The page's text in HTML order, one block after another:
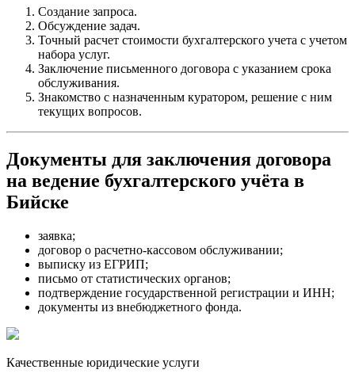
Создание запроса.
Обсуждение задач.
Точный расчет стоимости бухгалтерского учета с учетом
набора услуг.
Заключение письменного договора с указанием срока
обслуживания.
Знакомство с назначенным куратором, решение с ним
текущих вопросов.
Документы для заключения договора
на ведение бухгалтерского учёта в
Бийске
заявка;
договор о расчетно-кассовом обслуживании;
выписку из ЕГРИП;
письмо от статистических органов;
подтверждение государственной регистрации и ИНН;
документы из внебюджетного фонда.
Качественные юридические услуги